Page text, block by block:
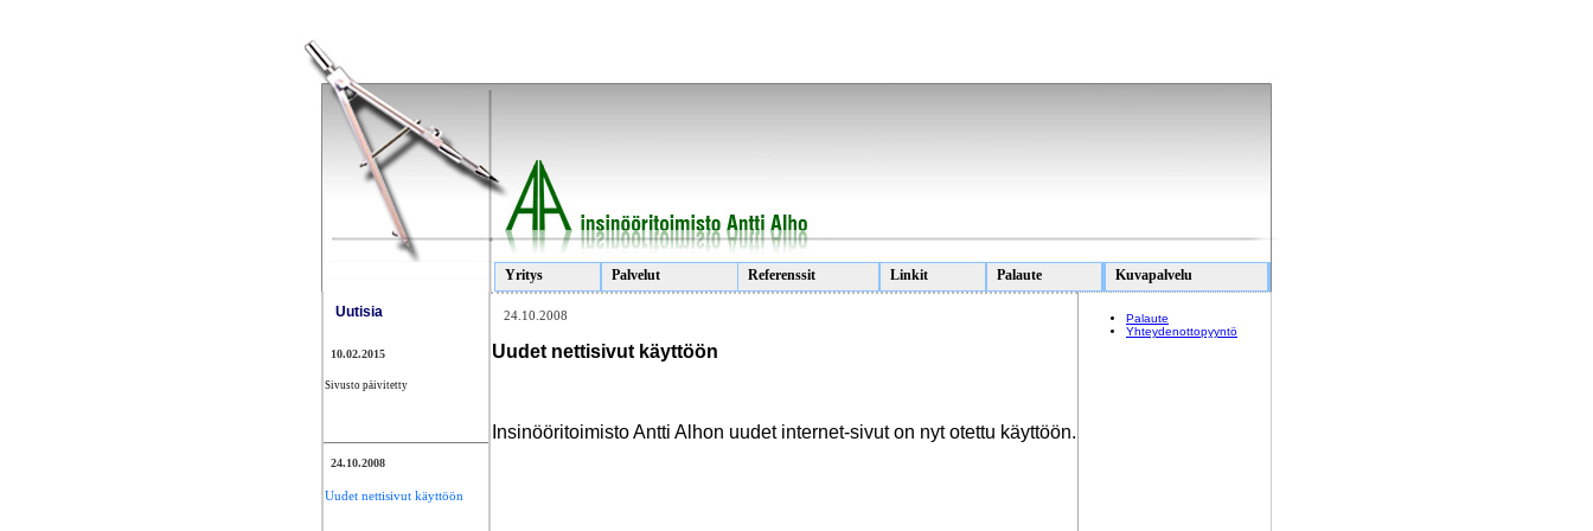
Yritys Palvelut Referenssit Linkit Palaute Kuvapalvelu
Uutisia
10.02.2015
Sivusto päivitetty
24.10.2008
Uudet nettisivut käyttöön
24.10.2008
Uudet nettisivut käyttöön
Insinööritoimisto Antti Alhon uudet internet-sivut on nyt otettu käyttöön.
Palaute
Yhteydenottopyyntö